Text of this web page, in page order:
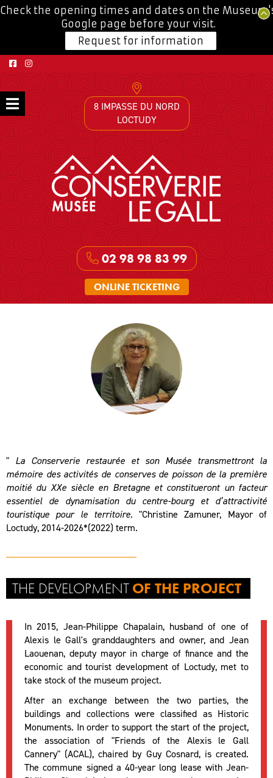
8 IMPASSE DU NORD
LOCTUDY
02 98 98 83 99
ONLINE TICKETING
" La Conserverie restaurée et son Musée transmettront la
mémoire des activités de conserves de poisson de la première
moitié du XXe siècle en Bretagne et constitueront un facteur
essentiel de dynamisation du centre-bourg et d’attractivité
touristique pour le territoire. "Christine Zamuner, Mayor of
Loctudy, 2014-2026*(2022) term.
THE DEVELOPMENTOF THE PROJECT
In 2015, Jean-Philippe Chapalain, husband of one of
Alexis le Gall's granddaughters and owner, and Jean
Laouenan, deputy mayor in charge of finance and the
economic and tourist development of Loctudy, met to
take stock of the museum project.
After an exchange between the two parties, the
buildings and collections were classified as Historic
Monuments. In order to support the start of the project,
the association of "Friends of the Alexis le Gall
Cannery" (ACAL), chaired by Guy Cosnard, is created.
The commune signed a 40-year long lease with Jean-
Check the opening times and dates on the
Google page before your visit.
Request for information